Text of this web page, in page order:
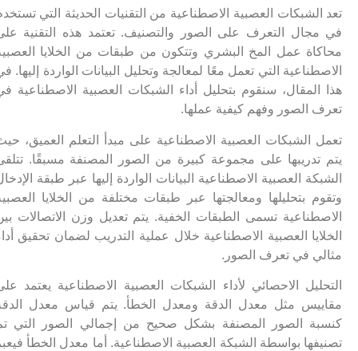
تعد الشبكات العصبية الاصطناعية من التقنيات الحديثة التي تستخدم
في مجال التعرف على الصور والتصنيف. تعتمد هذه التقنية على
محاكاة عمل المخ البشري وتتكون من طبقات من الخلايا العصبية
الاصطناعية التي تعمل معًا لمعالجة وتحليل البيانات الواردة إليها. في
هذا المقال، سنقوم بتحليل أداء الشبكات العصبية الاصطناعية في
تعرف الصور وفهم كيفية عملها.
تعمل الشبكات العصبية الاصطناعية على مبدأ التعلم العميق، حيث
يتم تدريبها على مجموعة كبيرة من الصور المصنفة مسبقًا. تتلقى
الشبكة العصبية الاصطناعية البيانات الواردة إليها عبر طبقة الإدخال
وتقوم بتحليلها ومعالجتها عبر طبقات مختلفة من الخلايا العصبية
الاصطناعية تسمى الطبقات الخفية. يتم تعديل وزن الاتصالات بين
الخلايا العصبية الاصطناعية خلال عملية التدريب لضمان تحقيق أداء
مثالي في تعرف الصور.
التحليل الاحصائي لأداء الشبكات العصبية الاصطناعية يعتمد على
مقاييس مثل معدل الدقة ومعدل الخطأ. يتم قياس معدل الدقة
كنسبة الصور المصنفة بشكل صحيح من إجمالي الصور التي تم
تصنيفها بواسطة الشبكة العصبية الاصطناعية. أما معدل الخطأ فيعبر